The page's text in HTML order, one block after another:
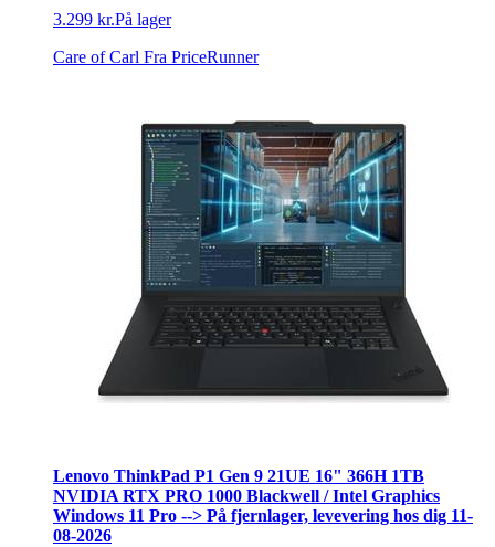
3.299 kr.På lager
Care of Carl Fra PriceRunner
Lenovo ThinkPad P1 Gen 9 21UE 16" 366H 1TB
NVIDIA RTX PRO 1000 Blackwell / Intel Graphics
Windows 11 Pro --> På fjernlager, levevering hos dig 11-
08-2026